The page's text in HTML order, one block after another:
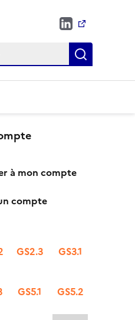
à mon compte
compte
GS2.3 GS3.1
GS5.1 GS5.2